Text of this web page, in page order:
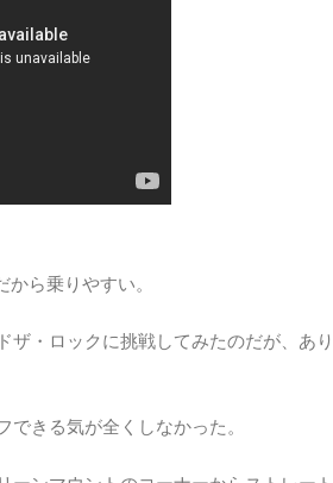
ら乗りやすい。
ザ・ロックに挑戦してみたのだが、あ
きる気が全くしなかった。